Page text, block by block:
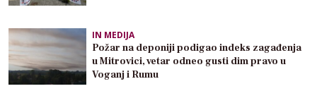
IN MEDIJA
Požar na deponiji podigao indeks zagađenja
u Mitrovici, vetar odneo gusti dim pravo u
Voganj i Rumu